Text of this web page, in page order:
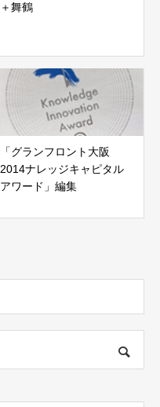
＋舞鶴
「グランフロント大阪
2014ナレッジキャピタル
アワード」編集